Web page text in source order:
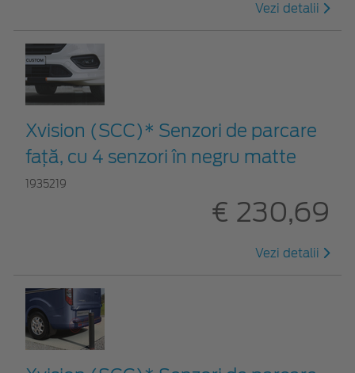
Vezi detalii
Xvision (SCC)* Senzori de parcare
faţă, cu 4 senzori în negru matte
1935219
€ 230,69
Vezi detalii